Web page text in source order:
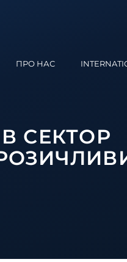
ПРО НАС
СЕКТОР